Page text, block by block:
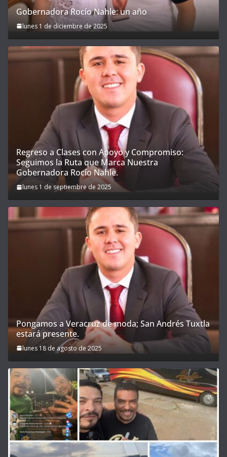
Gobernadora Rocío Nahle: un año
lunes 1 de diciembre de 2025
Regreso a Clases con Apoyo y Compromiso:
Seguimos la Ruta que Marca Nuestra
Gobernadora Rocío Nahle.
lunes 1 de septiembre de 2025
Pongamos a Veracruz de moda; San Andrés Tuxtla
estará presente.
lunes 18 de agosto de 2025